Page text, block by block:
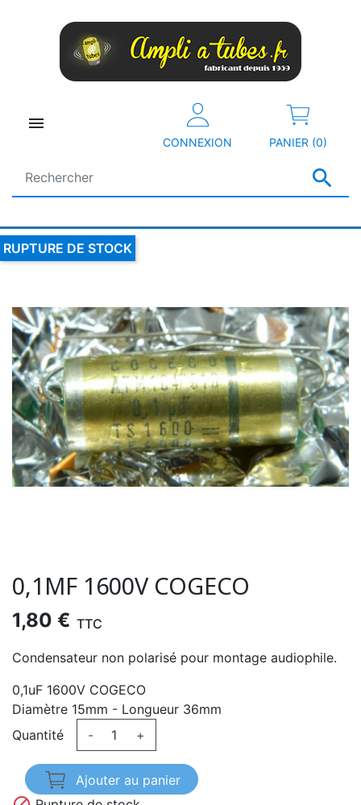


CONNEXION PANIER (0)
RUPTURE DE STOCK
0,1ΜF 1600V COGECO
1,80 € TTC
Condensateur non polarisé pour montage audiophile.
0,1uF 1600V COGECO
Diamètre 15mm - Longueur 36mm
Quantité
- +
Ajouter au panier